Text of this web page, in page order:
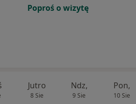
Poproś o wizytę
Jutro
8 Sie
Ndz,
9 Sie
Pon,
10 Sie